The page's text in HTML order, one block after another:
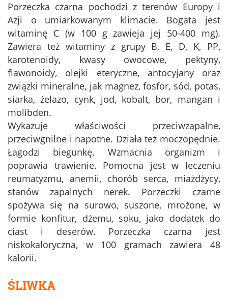
Porzeczka czarna pochodzi z terenów Europy i
Azji o umiarkowanym klimacie. Bogata jest
witaminę C (w 100 g zawieja jej 50-400 mg).
Zawiera też witaminy z grupy B, E, D, K, PP,
karotenoidy, kwasy owocowe, pektyny,
flawonoidy, olejki eteryczne, antocyjany oraz
związki mineralne, jak magnez, fosfor, sód, potas,
siarka, żelazo, cynk, jod, kobalt, bor, mangan i
molibden.
Wykazuje właściwości przeciwzapalne,
przeciwgnilne i napotne. Działa też moczopędnie.
Łagodzi biegunkę. Wzmacnia organizm i
poprawia trawienie. Pomocna jest w leczeniu
reumatyzmu, anemii, chorób serca, miażdżycy,
stanów zapalnych nerek. Porzeczki czarne
spożywa się na surowo, suszone, mrożone, w
formie konfitur, dżemu, soku, jako dodatek do
ciast i deserów. Porzeczka czarna jest
niskokaloryczna, w 100 gramach zawiera 48
kalorii.
ŚLIWKA